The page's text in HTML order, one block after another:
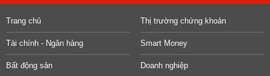
Trang chủ Thị trường chứng khoán
Tài chính - Ngân hàng Smart Money
Bất động sản Doanh nghiệp